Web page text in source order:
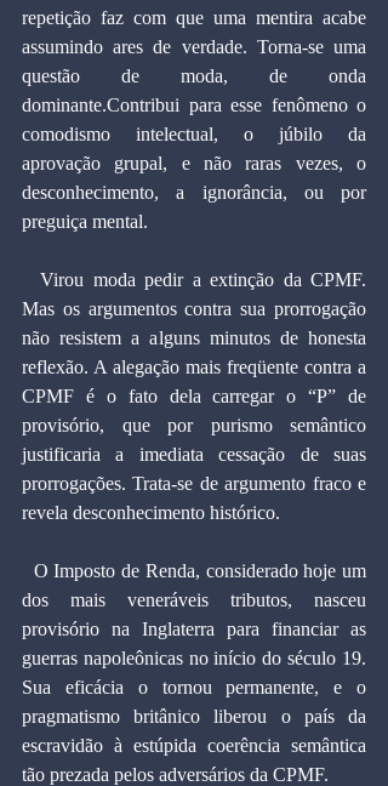
repetição faz com que uma mentira acabe
assumindo ares de verdade. Torna-se uma
questão de moda, de onda
dominante.Contribui para esse fenômeno o
comodismo intelectual, o júbilo da
aprovação grupal, e não raras vezes, o
desconhecimento, a ignorância, ou por
preguiça mental.
Mas os argumentos contra sua prorrogação
não resistem a alguns minutos de honesta
reflexão. A alegação mais freqüente contra a
CPMF é o fato dela carregar o “P” de
provisório, que por purismo semântico
justificaria a imediata cessação de suas
prorrogações. Trata-se de argumento fraco e
revela desconhecimento histórico.
dos mais veneráveis tributos, nasceu
provisório na Inglaterra para financiar as
guerras napoleônicas no início do século 19.
Sua eficácia o tornou permanente, e o
pragmatismo britânico liberou o país da
escravidão à estúpida coerência semântica
tão prezada pelos adversários da CPMF.